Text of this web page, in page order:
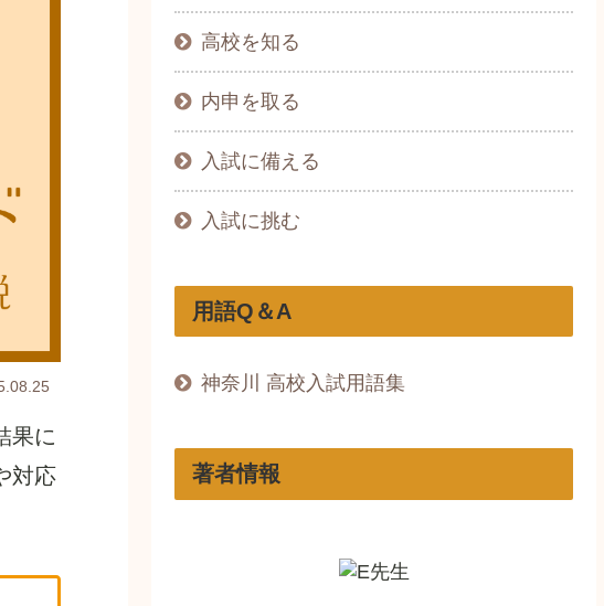
果に
対応
高校を知る
内申を取る
入試に備える
入試に挑む
用語Q＆A
神奈川 高校入試用語集
著者情報